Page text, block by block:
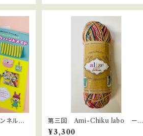
ネル
ド”
第三回 Ami-Chiku labo ーお
ぱんつ編ー 欧州の毛糸を使った
¥3,300